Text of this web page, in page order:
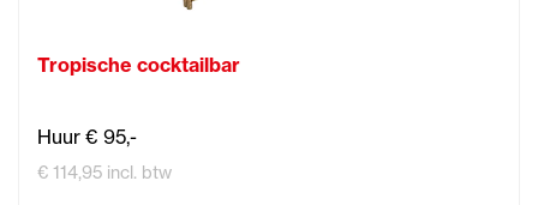
Tropische cocktailbar
Huur € 95,-
€ 114,95 incl. btw